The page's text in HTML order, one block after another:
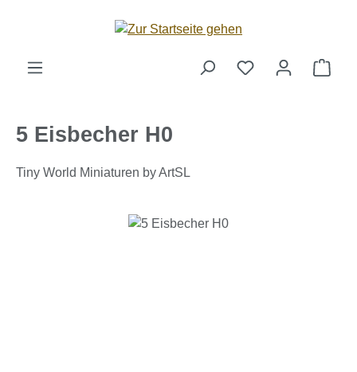
Zum Hauptinhalt springen
5 Eisbecher H0
Tiny World Miniaturen by ArtSL
Bildergalerie überspringen